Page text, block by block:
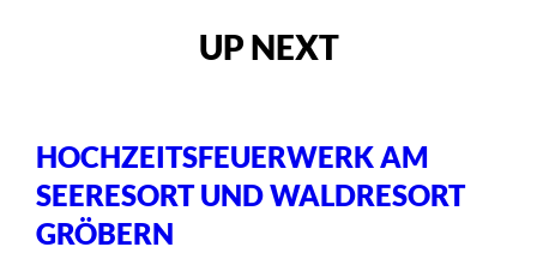
UP NEXT
HOCHZEITSFEUERWERK AM
SEERESORT UND WALDRESORT
GRÖBERN